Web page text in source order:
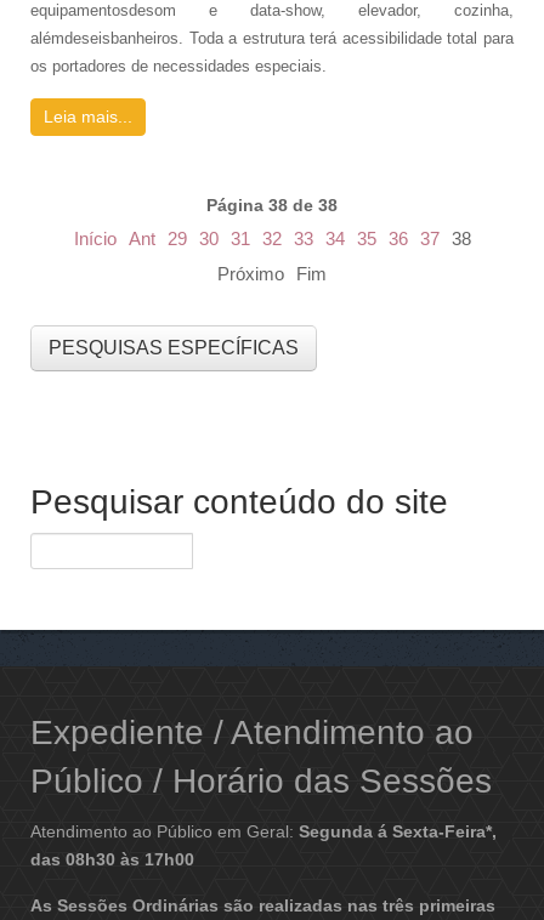
equipamentosdesom e data-show, elevador, cozinha,
alémdeseisbanheiros. Toda a estrutura terá acessibilidade total para
os portadores de necessidades especiais.
Leia mais...
Página 38 de 38
Início Ant 29 30 31 32 33 34 35 36 37
38
Próximo
Fim
PESQUISAS ESPECÍFICAS
Pesquisar conteúdo do site
Expediente / Atendimento ao
Público / Horário das Sessões
Atendimento ao Público em Geral: Segunda á Sexta-Feira*,
das 08h30 às 17h00
As Sessões Ordinárias são realizadas nas três primeiras